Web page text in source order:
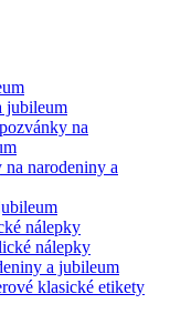
jubileum
na
narodeniny a
nálepky
nálepky
a jubileum
klasické etikety